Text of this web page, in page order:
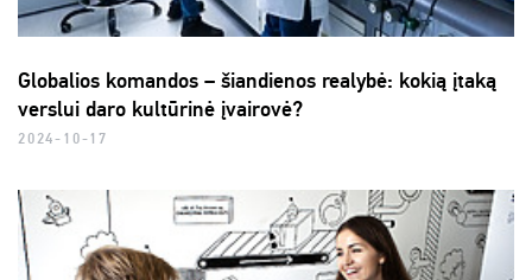
Globalios komandos – šiandienos realybė: kokią įtaką
verslui daro kultūrinė įvairovė?
2024-10-17